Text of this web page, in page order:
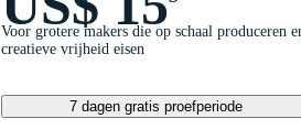
Voor grotere makers die op schaal produceren
creatieve vrijheid eisen
7 dagen gratis proefperiode